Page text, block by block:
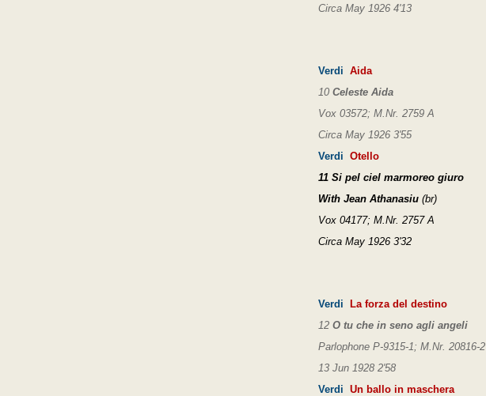
Circa May 1926 4'13
Verdi Aida
10 Celeste Aida
Vox 03572; M.Nr. 2759 A
Circa May 1926 3'55
Verdi Otello
11 Si pel ciel marmoreo giuro
With Jean Athanasiu (br)
Vox 04177; M.Nr. 2757 A
Circa May 1926 3'32
Verdi
La forza del destino
12 O tu che in seno agli angeli
Parlophone P-9315-1; M.Nr. 20816-2
13 Jun 1928 2'58
Verdi Un ballo in maschera